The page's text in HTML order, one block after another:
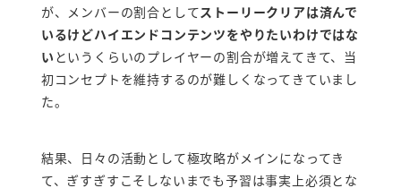
が、メンバーの割合としてストーリークリアは済んで
いるけどハイエンドコンテンツをやりたいわけではな
い というくらいのプレイヤーの割合が増えてきて、当
初コンセプトを維持するのが難しくなってきていまし
た。
結果、日々の活動として極攻略がメインになってき
て、ぎすぎすこそしないまでも予習は事実上必須とな